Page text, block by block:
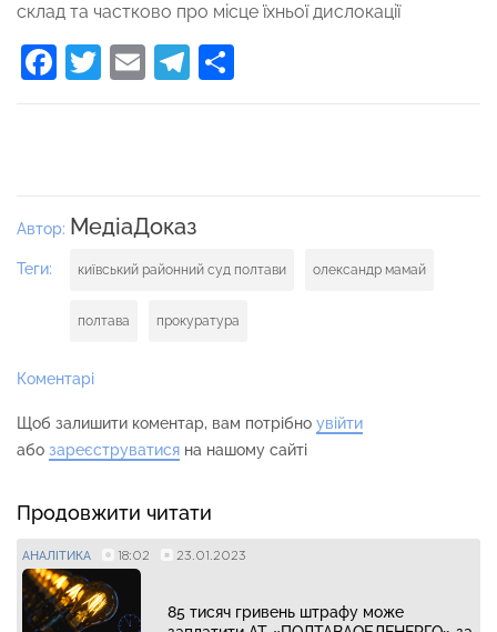
склад та частково про місце їхньої дислокації
Facebook
Twitter
EmailTelegram
Автор: МедіаДоказ
Теги: київський районний суд полтави олександр мамай
полтава прокуратура
Коментарі
Щоб залишити коментар, вам потрібно увійти
або зареєструватися на нашому сайті
Продовжити читати
АНАЛІТИКА 18:02 23.01.2023
85 тисяч гривень штрафу може